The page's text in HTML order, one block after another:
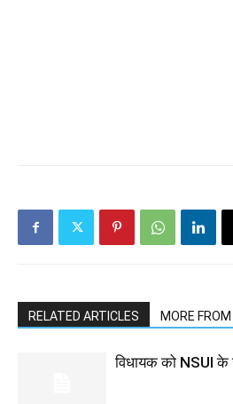
RELATED ARTICLES MORE
विधायक को NSUI के